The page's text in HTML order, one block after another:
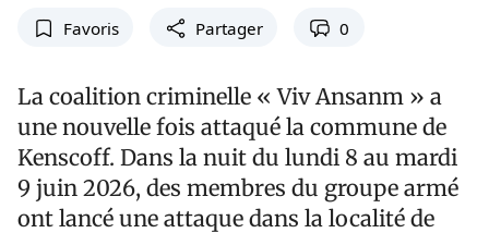
Favoris Partager 0
La coalition criminelle « Viv Ansanm » a
une nouvelle fois attaqué la commune de
Kenscoff. Dans la nuit du lundi 8 au mardi
9 juin 2026, des membres du groupe armé
ont lancé une attaque dans la localité de